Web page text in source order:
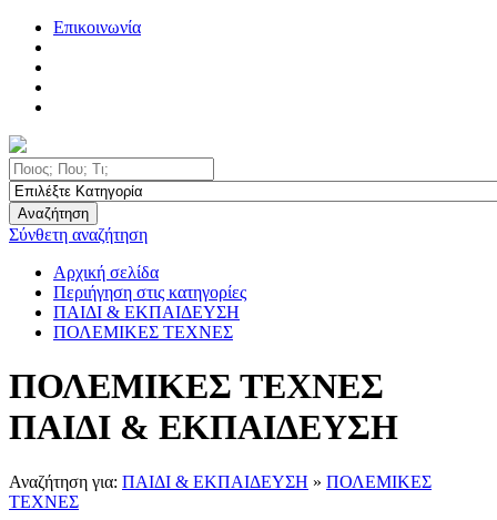
Επικοινωνία
Αναζήτηση
Σύνθετη αναζήτηση
Αρχική σελίδα
Περιήγηση στις κατηγορίες
ΠΑΙΔΙ & ΕΚΠΑΙΔΕΥΣΗ
ΠΟΛΕΜΙΚΕΣ ΤΕΧΝΕΣ
ΠΟΛΕΜΙΚΕΣ ΤΕΧΝΕΣ
ΠΑΙΔΙ & ΕΚΠΑΙΔΕΥΣΗ
Αναζήτηση για: ΠΑΙΔΙ & ΕΚΠΑΙΔΕΥΣΗ » ΠΟΛΕΜΙΚΕΣ
ΤΕΧΝΕΣ